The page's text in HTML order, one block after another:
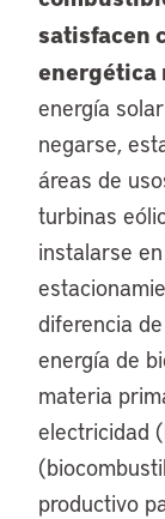
satisfacen
energética
energía
negarse,
áreas de
turbinas
instalarse
diferencia
energía de
materia
electricidad
productivo